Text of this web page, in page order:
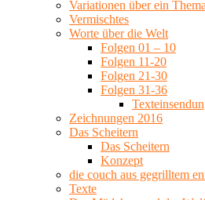
Variationen über ein
Vermischtes
Worte über die Welt
Folgen 01 – 10
Folgen 11-20
Folgen 21-30
Folgen 31-36
Zeichnungen 2016
Das Scheitern
Das Scheitern
Konzept
die couch aus gegrilltem
Texte